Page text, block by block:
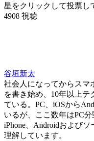
星をクリックして投票し
4908 視聴
谷垣新太
社会人になってからスマ
を書き始め、10年以上
ている。PC、iOSから
いるが、ここ数年はPC
iPhone、Androidおよび
理解しています。